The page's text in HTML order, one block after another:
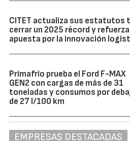
CITET actualiza sus estatutos
cerrar un 2025 récord y
apuesta por la innovación
Primafrío prueba el Ford F-MAX
GEN2 con cargas de más de 31
toneladas y consumos por
de 27 l/100 km
EMPRESAS DESTACADAS